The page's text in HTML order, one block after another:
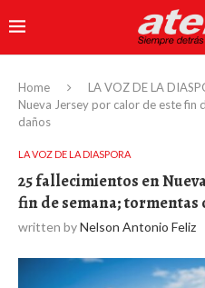
Home LA VOZ DE LA
Nueva Jersey por calor de este fin
daños
LA VOZ DE LA DIASPORA
25 fallecimientos en
fin de semana; tormentas
written byNelson Antonio Feliz